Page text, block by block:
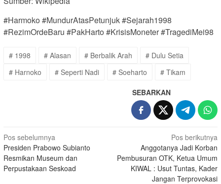
#Harmoko #MundurAtasPetunjuk #Sejarah1998
#RezimOrdeBaru #PakHarto #KrisisMoneter #TragediMei98
# 1998 # Alasan # Berbalik Arah
# Dulu Setia
# Harnoko
# Seperti Nadi # Soeharto # Tikam
SEBARKAN
Navigasi
pos
Pos sebelumnya
Presiden Prabowo Subianto
Resmikan Museum dan
Perpustakaan Seskoad
Pos berikutnya
Anggotanya Jadi Korban
Pembusuran OTK, Ketua Umum
KIWAL : Usut Tuntas, Kader
Jangan Terprovokasi